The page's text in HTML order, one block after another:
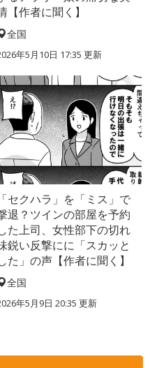
【作者に聞く】
全国
年5月10日 17:35 更新
「セクハラ」を「ミス」で
退？ツインの部屋を予約
た上司、女性部下の切れ
鋭い反撃にに「スカッと
た」の声【作者に聞く】
全国
年5月9日 20:35 更新